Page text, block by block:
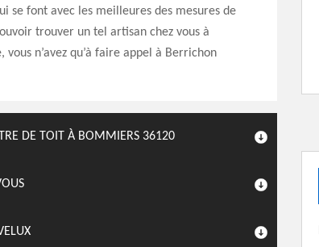
se font avec les meilleures des mesures de
trouver un tel artisan chez vous à
vous n’avez qu’à faire appel à Berrichon
DE TOIT À BOMMIERS 36120